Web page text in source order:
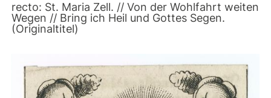
recto: St. Maria Zell. // Von der Wohlfahrt weiten
Wegen // Bring ich Heil und Gottes Segen.
(Originaltitel)